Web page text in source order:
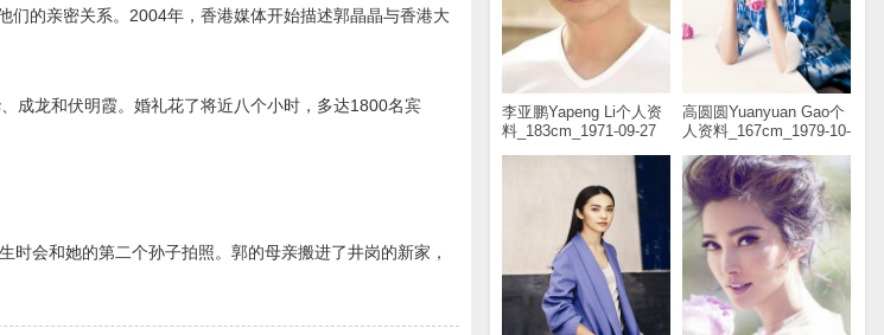
李亚鹏Yapeng Li个人资
料_183cm_1971-09-27
高圆圆Yuanyuan Gao个
人资料_167cm_1979-10-
们的亲密关系。2004年，香港媒体开始描述郭晶晶与香港大
成龙和伏明霞。婚礼花了将近八个小时，多达1800名宾
会和她的第二个孙子拍照。郭的母亲搬进了井岗的新家，